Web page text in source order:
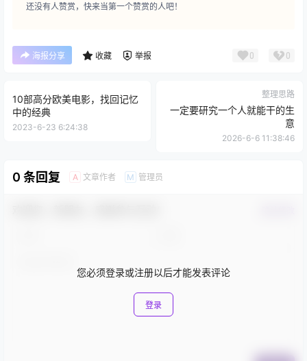
还没有人赞赏，快来当第一个赞赏的人吧！
海报分享 收藏 举报 0 0
10部高分欧美电影，找回记忆
中的经典
2023-6-23 6:24:38
整理思路
一定要研究一个人就能干的生
意
2026-6-6 11:38:46
0 条回复 A 文章作者 M 管理员
您必须登录或注册以后才能发表评论
登录